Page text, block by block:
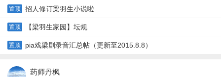
置顶 招人修订梁羽生小说啦
置顶 【梁羽生家园】坛规
置顶 pia戏梁剧录音汇总帖（更新至2015.8.8）
药师丹枫